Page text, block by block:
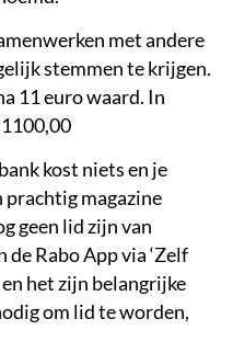
met andere
stemmen te krijgen.
11 euro waard. In
kost niets en je
prachtig magazine
geen lid zijn van
Rabo App via ‘Zelf
en het zijn belangrijke
om lid te worden,